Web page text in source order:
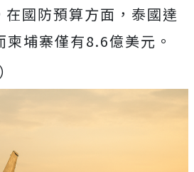
國防預算方面，泰國達
埔寨僅有8.6億美元。